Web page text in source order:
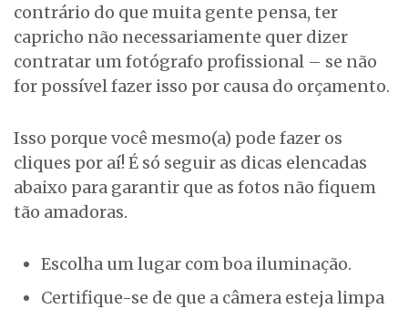
contrário do que muita gente pensa, ter
capricho não necessariamente quer dizer
contratar um fotógrafo profissional – se não
for possível fazer isso por causa do orçamento.
Isso porque você mesmo(a) pode fazer os
cliques por aí! É só seguir as dicas elencadas
abaixo para garantir que as fotos não fiquem
tão amadoras.
Escolha um lugar com boa iluminação.
Certifique-se de que a câmera esteja limpa